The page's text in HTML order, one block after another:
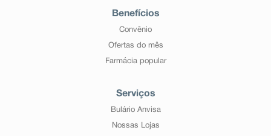
Benefícios
Convênio
Ofertas do mês
Farmácia popular
Serviços
Bulário Anvisa
Nossas Lojas